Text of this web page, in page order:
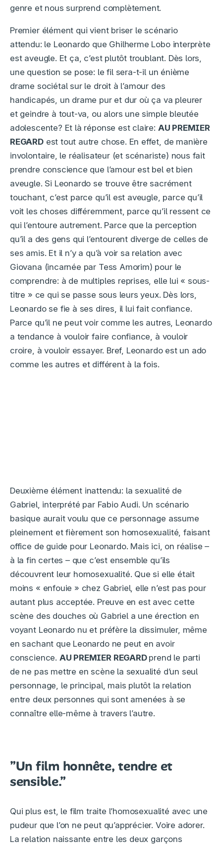
genre et nous surprend complètement.
Premier élément qui vient briser le scénario
attendu: le Leonardo que Ghilherme Lobo interprète
est aveugle. Et ça, c’est plutôt troublant. Dès lors,
une question se pose: le fil sera-t-il un énième
drame sociétal sur le droit à l’amour des
handicapés, un drame pur et dur où ça va pleurer
et geindre à tout-va, ou alors une simple bleutée
adolescente? Et là réponse est claire: AU PREMIER
REGARDest tout autre chose. En effet, de manière
involontaire, le réalisateur (et scénariste) nous fait
prendre conscience que l’amour est bel et bien
aveugle. Si Leonardo se trouve être sacrément
touchant, c’est parce qu’il est aveugle, parce qu’il
voit les choses différemment, parce qu’il ressent ce
qui l’entoure autrement. Parce que la perception
qu’il a des gens qui l’entourent diverge de celles de
ses amis. Et il n’y a qu’à voir sa relation avec
Giovana (incarnée par Tess Amorim) pour le
comprendre: à de multiples reprises, elle lui « sous-
titre » ce qui se passe sous leurs yeux. Dès lors,
Leonardo se fie à ses dires, il lui fait confiance.
Parce qu’il ne peut voir comme les autres, Leonardo
a tendance à vouloir faire confiance, à vouloir
croire, à vouloir essayer. Bref, Leonardo est un ado
comme les autres et différent à la fois.
Deuxième élément inattendu: la sexualité de
Gabriel, interprété par Fabio Audi. Un scénario
basique aurait voulu que ce personnage assume
pleinement et fièrement son homosexualité, faisant
office de guide pour Leonardo. Mais ici, on réalise –
à la fin certes – que c’est ensemble qu’ils
découvrent leur homosexualité. Que si elle était
moins « enfouie » chez Gabriel, elle n’est pas pour
autant plus acceptée. Preuve en est avec cette
scène des douches où Gabriel a une érection en
voyant Leonardo nu et préfère la dissimuler, même
en sachant que Leonardo ne peut en avoir
conscience. AU PREMIER REGARD prend le parti
de ne pas mettre en scène la sexualité d’un seul
personnage, le principal, mais plutôt la relation
entre deux personnes qui sont amenées à se
connaître elle-même à travers l’autre.
”Un film honnête, tendre et
sensible.”
Qui plus est, le film traite l’homosexualité avec une
pudeur que l’on ne peut qu’apprécier. Voire adorer.
La relation naissante entre les deux garçons